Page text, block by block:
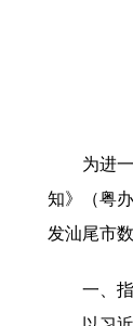
为进一步
知》（粤
发汕尾市
一、指